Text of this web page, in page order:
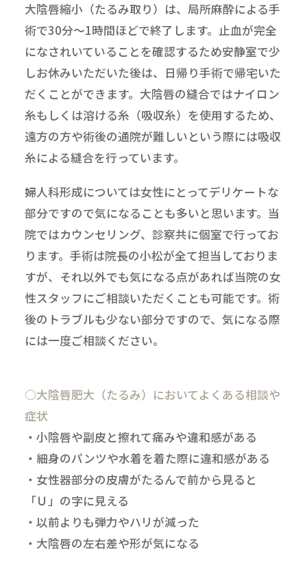
大陰唇縮小（たるみ取り）は、局所麻酔による手
術で30分～1時間ほどで終了します。止血が完全
になされいていることを確認するため安静室で少
しお休みいただいた後は、日帰り手術で帰宅いた
だくことができます。大陰唇の縫合ではナイロン
糸もしくは溶ける糸（吸収糸）を使用するため、
遠方の方や術後の通院が難しいという際には吸収
糸による縫合を行っています。
婦人科形成については女性にとってデリケートな
部分ですので気になることも多いと思います。当
院ではカウンセリング、診察共に個室で行ってお
ります。手術は院長の小松が全て担当しておりま
すが、それ以外でも気になる点があれば当院の女
性スタッフにご相談いただくことも可能です。術
後のトラブルも少ない部分ですので、気になる際
には一度ご相談ください。
○大陰唇肥大（たるみ）においてよくある相談や
症状
・小陰唇や副皮と擦れて痛みや違和感がある
・細身のパンツや水着を着た際に違和感がある
・女性器部分の皮膚がたるんで前から見ると
「Ｕ」の字に見える
・以前よりも弾力やハリが減った
・大陰唇の左右差や形が気になる